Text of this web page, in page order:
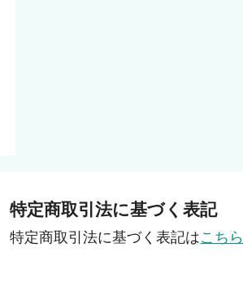
特定商取引法に基づく表記
特定商取引法に基づく表記はこちら